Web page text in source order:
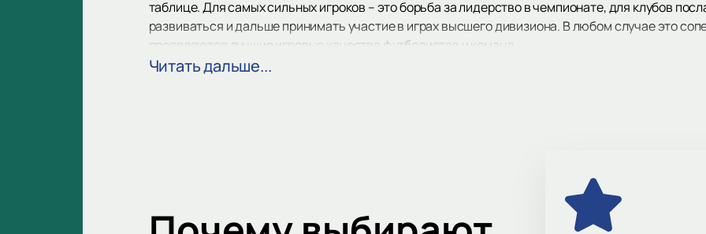
таблице. Для самых сильных игроков – это борьба за лидерство в чемпионате, для клубов
развиваться и дальше принимать участие в играх высшего дивизиона. В любом случае это
проявляются лучшие игровые качества футболистов и команд.
В рамках регулярного чемпионата Кубка России сражаются сильнейшие клубы страны, и эта
Читать дальше...